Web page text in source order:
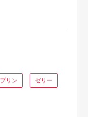
プリン ゼリー